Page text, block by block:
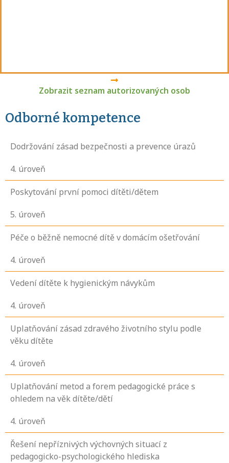
Zobrazit seznam autorizovaných osob
Odborné kompetence
Dodržování zásad bezpečnosti a prevence úrazů
4. úroveň
Poskytování první pomoci dítěti/dětem
5. úroveň
Péče o běžně nemocné dítě v domácím ošetřování
4. úroveň
Vedení dítěte k hygienickým návykům
4. úroveň
Uplatňování zásad zdravého životního stylu podle
věku dítěte
4. úroveň
Uplatňování metod a forem pedagogické práce s
ohledem na věk dítěte/dětí
4. úroveň
Řešení nepříznivých výchovných situací z
pedagogicko-psychologického hlediska